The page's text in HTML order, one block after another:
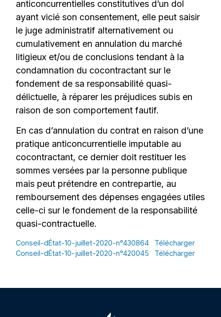
anticoncurrentielles constitutives d’un dol
ayant vicié son consentement, elle peut saisir
le juge administratif alternativement ou
cumulativement en annulation du marché
litigieux et/ou de conclusions tendant à la
condamnation du cocontractant sur le
fondement de sa responsabilité quasi-
délictuelle, à réparer les préjudices subis en
raison de son comportement fautif.
En cas d’annulation du contrat en raison d’une
pratique anticoncurrentielle imputable au
cocontractant, ce dernier doit restituer les
sommes versées par la personne publique
mais peut prétendre en contrepartie, au
remboursement des dépenses engagées utiles
celle-ci sur le fondement de la responsabilité
quasi-contractuelle.
Conseil-dÉtat-10-juillet-2020-n°430864
Télécharger
Conseil-dÉtat-10-juillet-2020-n°420045
Télécharger